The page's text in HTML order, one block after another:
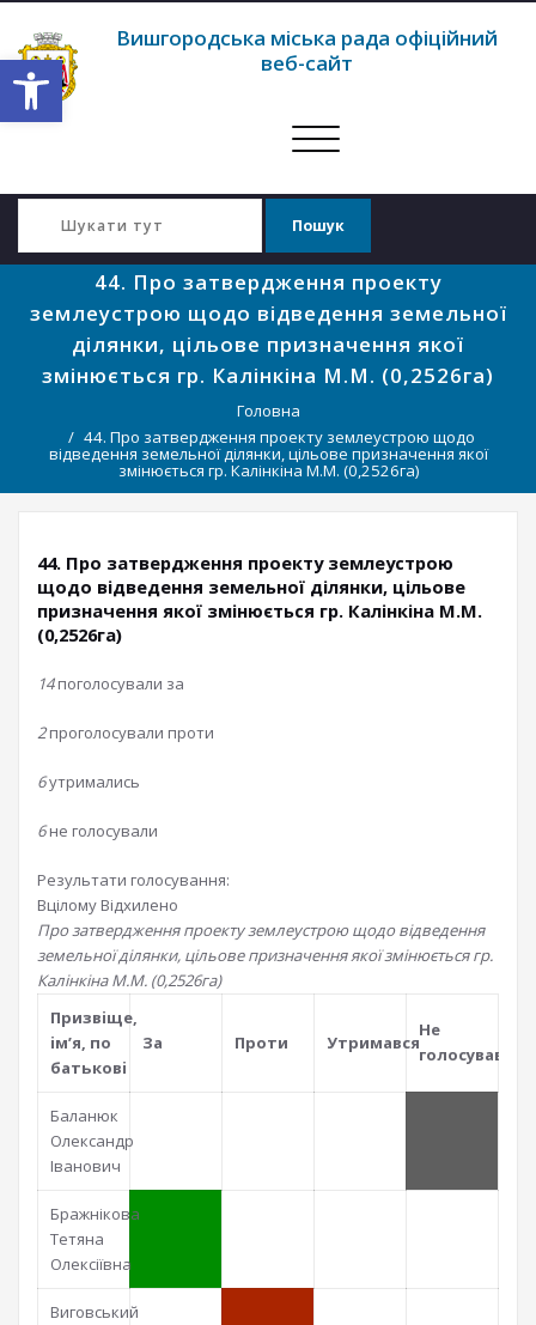
Відкрити Панель інструментів
Вишгородська міська рада офіційний
веб-сайт
Перемкнути
44. Про затвердження проекту
землеустрою щодо відведення земельної
ділянки, цільове призначення якої
змінюється гр. Калінкіна М.М. (0,2526га)
Головна
44. Про затвердження проекту землеустрою щодо
відведення земельної ділянки, цільове призначення якої
змінюється гр. Калінкіна М.М. (0,2526га)
44. Про затвердження проекту землеустрою
щодо відведення земельної ділянки, цільове
призначення якої змінюється гр. Калінкіна М.М.
(0,2526га)
14поголосували за
2проголосували проти
6утримались
6не голосували
Результати голосування:
Вцілому Відхилено
Про затвердження проекту землеустрою щодо відведення
земельної ділянки, цільове призначення якої змінюється гр.
Калінкіна М.М. (0,2526га)
Призвiще,
iм’я, по
батьковi
За Проти Утримався
Не
голосував
Баланюк
Олександр
Іванович
Бражнікова
Тетяна
Олексіївна
Виговський